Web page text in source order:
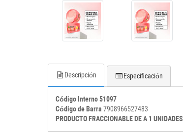
Descripción Especificación
Código Interno 51097
Código de Barra 7908966527483
PRODUCTO FRACCIONABLE DE A 1 UNIDADES